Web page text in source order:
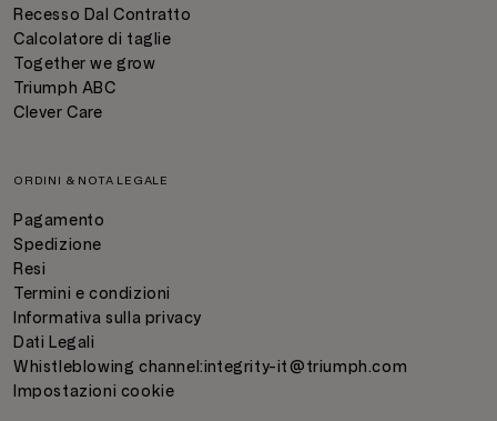
Recesso Dal Contratto
Calcolatore di taglie
Together we grow
Triumph ABC
Clever Care
ORDINI & NOTA LEGALE
Pagamento
Spedizione
Resi
Termini e condizioni
Informativa sulla privacy
Dati Legali
Whistleblowing channel:integrity-it@triumph.com
Impostazioni cookie